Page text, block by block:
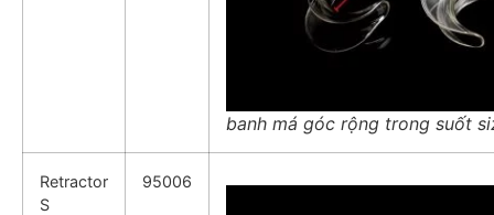
banh má góc rộng trong suốt
Retractor
S
95006